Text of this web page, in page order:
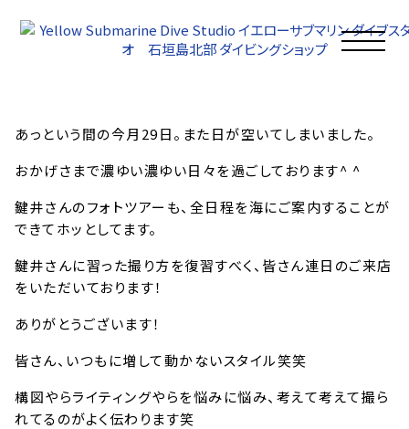
2026年01月29日
1月29日のイエサブ
あっという間の今月29日。また日が空いてしまいました。
おかげさまで濃ゆい濃ゆい日々を過ごしております^ ^
鍵井さんのフォトツアーも、全日程を海にご案内することが
できてホッとしてます。
鍵井さんに習った撮り方を復習すべく、皆さん連日のご来店
をいただいております！
ありがとうございます！
皆さん、いつもに増して動かないスタイル笑笑
構図やらライティングやらを悩みに悩み、考えて考えて撮ら
れてるのがよく伝わります笑